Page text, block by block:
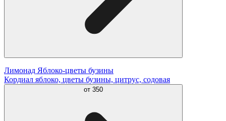
Лимонад Яблоко-цветы бузины
Кордиал яблоко, цветы бузины, цитрус, содовая
от 350